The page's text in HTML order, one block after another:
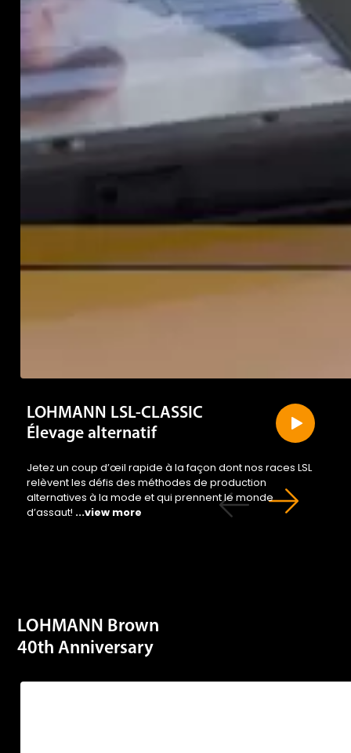
LOHMANN LSL-CLASSIC
Élevage alternatif
Jetez un coup d’œil rapide à la façon dont nos races LSL
relèvent les défis des méthodes de production
alternatives à la mode et qui prennent le monde
d’assaut! ...view more
LOHMANN Brown
40th Anniversary